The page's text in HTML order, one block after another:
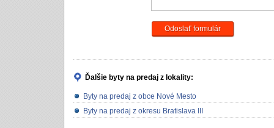
Odoslať formulár
Ďalšie byty na predaj z lokality:
Byty na predaj z obce Nové Mesto
Byty na predaj z okresu Bratislava III